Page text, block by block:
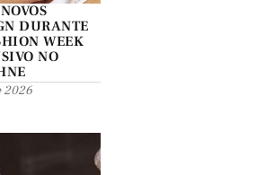
DURANTE
WEEK
NO
2026